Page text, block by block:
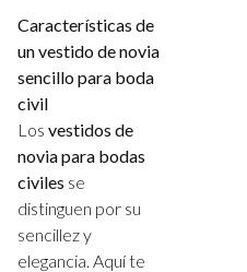
Características de
un vestido de novia
sencillo para boda
civil
Los vestidos de
novia para bodas
civiles se
distinguen por su
sencillez y
elegancia. Aquí te